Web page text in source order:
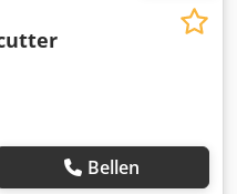
Bellen